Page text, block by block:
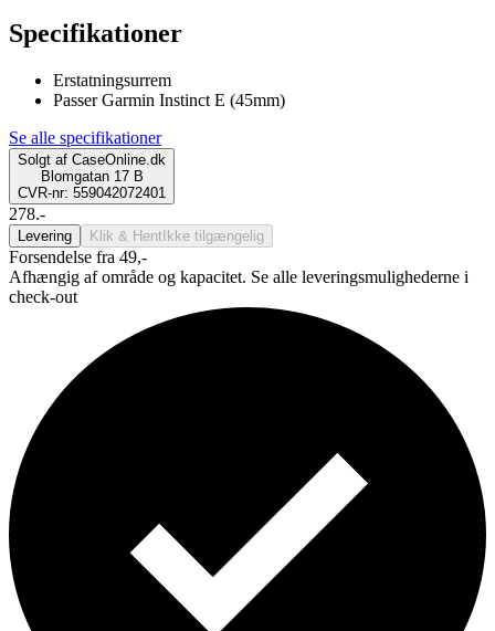
Specifikationer
Erstatningsurrem
Passer Garmin Instinct E (45mm)
Se alle specifikationer
Solgt af CaseOnline.dk
Blomgatan 17 B
CVR-nr: 559042072401
278.-
Levering Klik & Hent Ikke tilgængelig
Forsendelse fra 49,-
Afhængig af område og kapacitet. Se alle leveringsmulighederne i
check-out